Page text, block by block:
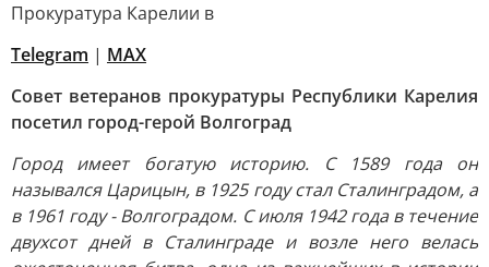
Прокуратура Карелии в
Telegram | MAX
Совет ветеранов прокуратуры Республики Карелия
посетил город-герой Волгоград
Город имеет богатую историю. С 1589 года он
назывался Царицын, в 1925 году стал Сталинградом, а
в 1961 году - Волгоградом. С июля 1942 года в течение
двухсот дней в Сталинграде и возле него велась